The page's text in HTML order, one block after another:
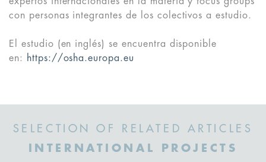
con personas integrantes de los colectivos a estudio.
El estudio (en inglés) se encuentra disponible
en:
https://osha.europa.eu
SELECTION OF RELATED ARTICLES
INTERNATIONAL PROJECTS